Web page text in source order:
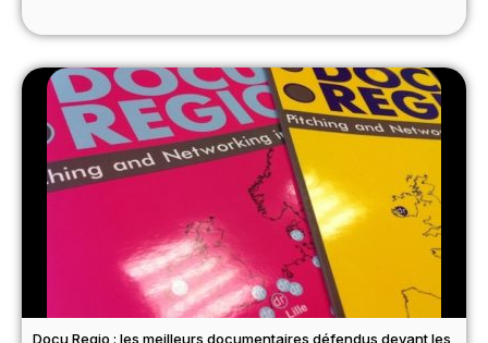
Docu Regio : les meilleurs documentaires défendus devant les